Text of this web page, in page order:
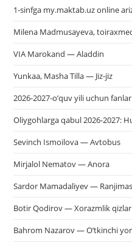
1-sinfga my.maktab.uz online
Milena Madmusayeva,
VIA Marokand — Aladdin
Yunkaa, Masha Tilla — Jiz-jiz
2026-2027-o’quv yili uchun
Oliygohlarga qabul 2026-2027:
Sevinch Ismoilova — Avtobus
Mirjalol Nematov — Anora
Sardor Mamadaliyev — Ranjimas
Botir Qodirov — Xorazmlik qizlar
Bahrom Nazarov — O’tkinchi yor